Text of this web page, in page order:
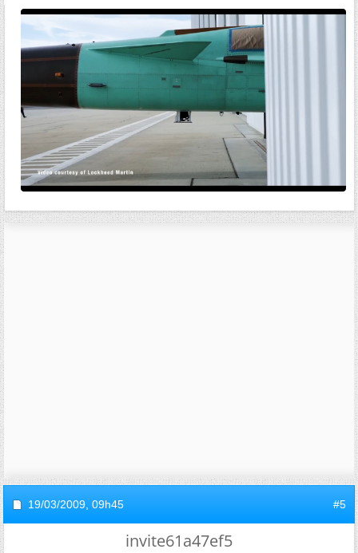
19/03/2009, 09h45 #5
invite61a47ef5